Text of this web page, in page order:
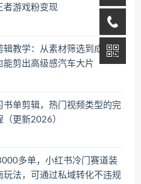
者游戏粉变现
辑教学：从素材筛选到成片输
能剪出高级感汽车大片
书单剪辑，热门视频类型的完
（更新2026）
多单，小红书冷门赛道装
玩法，可通过私域转化不违规